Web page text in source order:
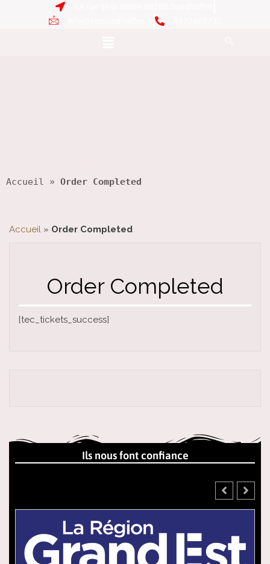
Accueil » Order Completed
Accueil » Order Completed
Order Completed
[tec_tickets_success]
Ils nous font confiance